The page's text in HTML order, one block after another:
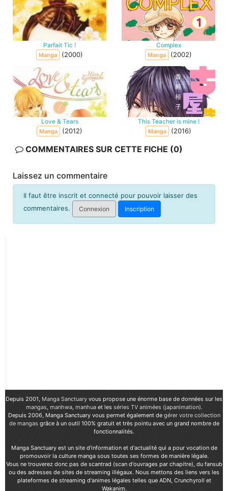
Parfait Tic !
Manga (2000)
Complex
Manga (2002)
Love & Tears
Manga (2012)
This Teacher is mine !
Manga (2016)
COMMENTAIRES SUR CETTE FICHE (0)
Laissez un commentaire
Il faut être inscrit et connecté pour pouvoir laisser des
commentaires.
Connexion Inscription
Depuis 2001, Manga Sanctuary vous propose une énorme base de données sur les
mangas, manhwa, manhuaet les séries TV animées (japanimation).
Depuis 2006, Manga Sanctuary vous permet également de gérer votre collection
de mangasgrâce à un outil 100% gratuit et très pointu avec un grand nombre de
fonctionnalités.
Manga Sanctuary est un site d'information et d'actualité qui a pour vocation de
promouvoir la culture manga sous toutes ses formes de manière légale.
Vous ne trouverez donc pas de scantrad (scan d'ouvrages par chapitre), du fansub
ou des adresses de sites de streaming illégaux. Nous mettons des liens vers les
plateformes de streaming d'animes légales telles que ADN, Crunchyroll et
Wakanim.